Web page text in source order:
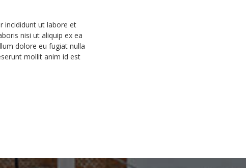
incididunt ut labore et
nisi ut aliquip ex ea
dolore eu fugiat nulla
mollit anim id est